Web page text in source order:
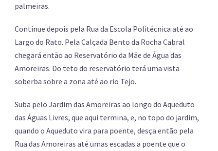
palmeiras.
Continue depois pela Rua da Escola Politécnica até ao
Largo do Rato. Pela Calçada Bento da Rocha Cabral
chegará então ao Reservatório da Mãe de Água das
Amoreiras. Do teto do reservatório terá uma vista
soberba sobre a zona até ao rio Tejo.
Suba pelo Jardim das Amoreiras ao longo do Aqueduto
das Águas Livres, que aqui termina, e, no topo do jardim,
quando o Aqueduto vira para poente, desça então pela
Rua das Amoreiras até umas escadas a poente que o